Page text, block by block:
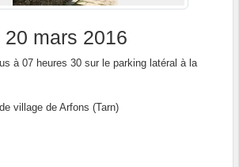
mars 2016
à 07 heures 30 sur le parking latéral à la
village de Arfons (Tarn)